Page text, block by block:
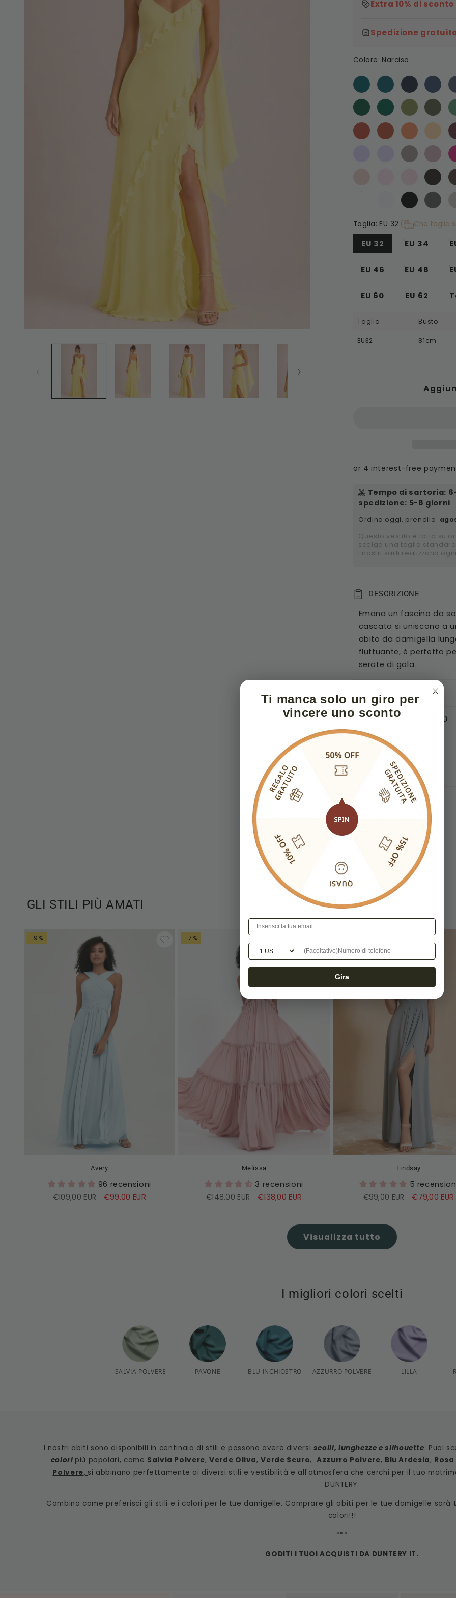
Ti manca solo un giro per
vincere uno sconto
Gira
Extra 10% di
Spedizione
Colore: Narciso
Taglia: EU 32 ( Che taglia
EU 32 EU 34
EU 46 EU 48
EU 60 EU 62
Taglia Busto
EU32 81cm
Tempo di sartoria:
spedizione: 5-8 giorni
Ordina oggi, prendilo
Questo vestito è fatto su
scelga una taglia
i nostri sarti realizzano
DESCRIZIONE
Emana un fascino da
cascata si uniscono a
abito da damigella
fluttuante, è perfetto
serate di gala.
SPEDIZIONE RAPIDA
PAGAMENTO SICURO
NORMATIVA RESI
CONTATTACI
Recensioni Clienti
Sii il primo a scrivere una recensione
GLI STILI PIÙ AMATI
-9%
Avery
96 recensioni
Prezzo
€109,00 EUR
Prezzo
€99,00 EUR
-7%
Melissa
3 recensioni
Prezzo
€148,00 EUR
Prezzo
€138,00 EUR
-20%
Lindsay
5
Prezzo
€99,00 EUR
Prezzo
€79,00 EUR
Visualizza tutto
I migliori colori scelti
SALVIA POLVERE PAVONE BLU INCHIOSTRO AZZURRO POLVERE LILLA
I nostri abiti sono disponibili in centinaia di stili e possono avere diversi scolli, lunghezze e silhouette. Puoi
colori più popolari, come Salvia Polvere,Verde Oliva,Verde Scuro,Azzurro Polvere, Blu Ardesia,
Polvere, si abbinano perfettamente ai diversi stili e vestibilità e all'atmosfera che cerchi per il tuo
DUNTERY.
Combina come preferisci gli stili e i colori per le tue damigelle. Comprare gli abiti per le tue damigelle sarà
colori!!!
***
GODITI I TUOI ACQUISTI DA DUNTERY IT.